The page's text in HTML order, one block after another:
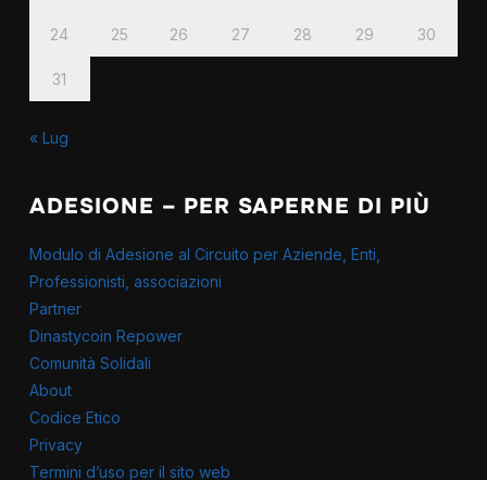
24 25 26 27 28 29 30
31
« Lug
ADESIONE – PER SAPERNE DI PIÙ
Modulo di Adesione al Circuito per Aziende, Enti,
Professionisti, associazioni
Partner
Dinastycoin Repower
Comunità Solidali
About
Codice Etico
Privacy
Termini d’uso per il sito web